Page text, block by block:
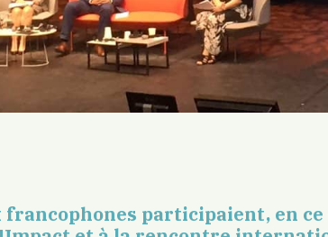
francophones participaient, en